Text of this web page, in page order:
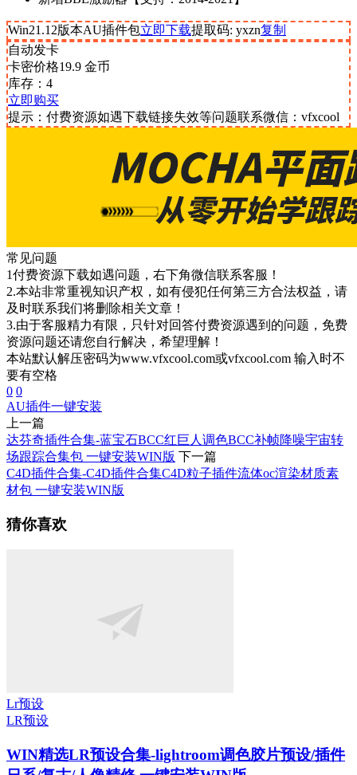
Win21.12版本AU插件包立即下载提取码: yxzn复制
自动发卡
卡密价格19.9 金币
库存：4
立即购买
提示：付费资源如遇下载链接失效等问题联系微信：vfxcool
常见问题
1付费资源下载如遇问题，右下角微信联系客服！
2.本站非常重视知识产权，如有侵犯任何第三方合法权益，请
及时联系我们将删除相关文章！
3.由于客服精力有限，只针对回答付费资源遇到的问题，免费
资源问题还请您自行解决，希望理解！
本站默认解压密码为www.vfxcool.com或vfxcool.com 输入时不
要有空格
0 0
AU插件一键安装
上一篇
达芬奇插件合集-蓝宝石BCC红巨人调色BCC补帧降噪宇宙转
场跟踪合集包 一键安装WIN版 下一篇
C4D插件合集-C4D插件合集C4D粒子插件流体oc渲染材质素
材包 一键安装WIN版
猜你喜欢
Lr预设
LR预设
WIN精选LR预设合集-lightroom调色胶片预设/插件